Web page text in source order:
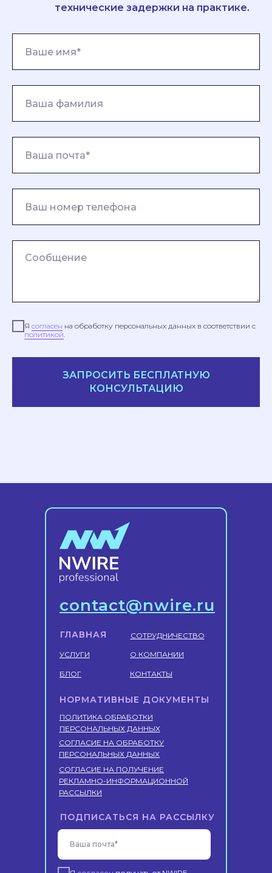
технические задержки на практике.
Я согласен на обработку персональных данных в соответствии с
политикой.
ЗАПРОСИТЬ БЕСПЛАТНУЮ
КОНСУЛЬТАЦИЮ
contact@nwire.ru
ГЛАВНАЯ
УСЛУГИ
СОГЛАСИЕ НА ПОЛУЧЕНИЕ
РЕКЛАМНО-ИНФОРМАЦИОННОЙ
РАССЫЛКИ
СОГЛАСИЕ НА ОБРАБОТКУ
ПЕРСОНАЛЬНЫХ ДАННЫХ
ПОЛИТИКА ОБРАБОТКИ
ПЕРСОНАЛЬНЫХ ДАННЫХ
НОРМАТИВНЫЕ ДОКУМЕНТЫ
О КОМПАНИИ
КОНТАКТЫ
БЛОГ
СОТРУДНИЧЕСТВО
Ваша почта*
ПОДПИСАТЬСЯ НА РАССЫЛКУ